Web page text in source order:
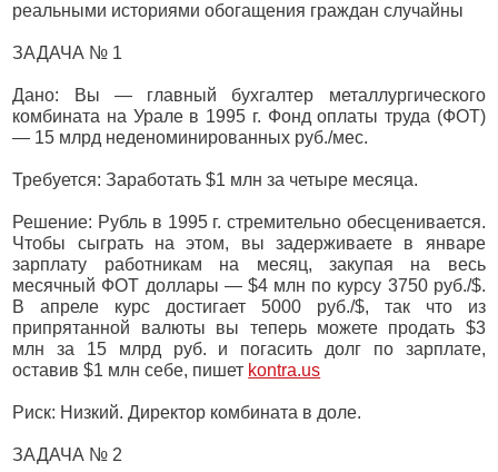
реальными историями обогащения граждан случайны
ЗАДАЧА № 1
Дано: Вы — главный бухгалтер металлургического
комбината на Урале в 1995 г. Фонд оплаты труда (ФОТ)
— 15 млрд неденоминированных руб./мес.
Требуется: Заработать $1 млн за четыре месяца.
Решение: Рубль в 1995 г. стремительно обесценивается.
Чтобы сыграть на этом, вы задерживаете в январе
зарплату работникам на месяц, закупая на весь
месячный ФОТ доллары — $4 млн по курсу 3750 руб./$.
В апреле курс достигает 5000 руб./$, так что из
припрятанной валюты вы теперь можете продать $3
млн за 15 млрд руб. и погасить долг по зарплате,
оставив $1 млн себе, пишет kontra.us
Риск: Низкий. Директор комбината в доле.
ЗАДАЧА № 2